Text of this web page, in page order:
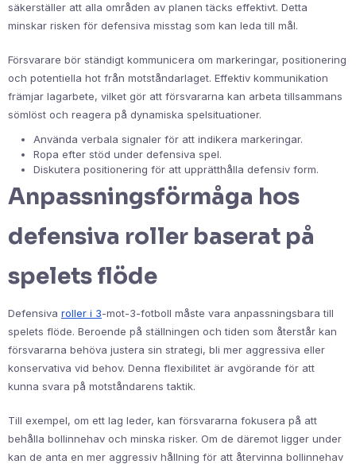
säkerställer att alla områden av planen täcks effektivt. Detta
minskar risken för defensiva misstag som kan leda till mål.
Försvarare bör ständigt kommunicera om markeringar, positionering
och potentiella hot från motståndarlaget. Effektiv kommunikation
främjar lagarbete, vilket gör att försvararna kan arbeta tillsammans
sömlöst och reagera på dynamiska spelsituationer.
Använda verbala signaler för att indikera markeringar.
Ropa efter stöd under defensiva spel.
Diskutera positionering för att upprätthålla defensiv form.
Anpassningsförmåga hos
defensiva roller baserat på
spelets flöde
Defensiva roller i 3-mot-3-fotboll måste vara anpassningsbara till
spelets flöde. Beroende på ställningen och tiden som återstår kan
försvararna behöva justera sin strategi, bli mer aggressiva eller
konservativa vid behov. Denna flexibilitet är avgörande för att
kunna svara på motståndarens taktik.
Till exempel, om ett lag leder, kan försvararna fokusera på att
behålla bollinnehav och minska risker. Om de däremot ligger under
kan de anta en mer aggressiv hållning för att återvinna bollinnehav